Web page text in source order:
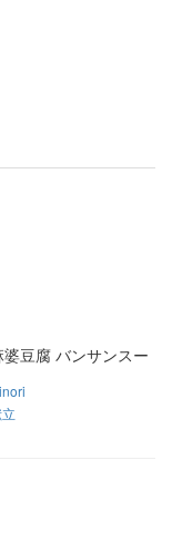
腐 バンサンスー